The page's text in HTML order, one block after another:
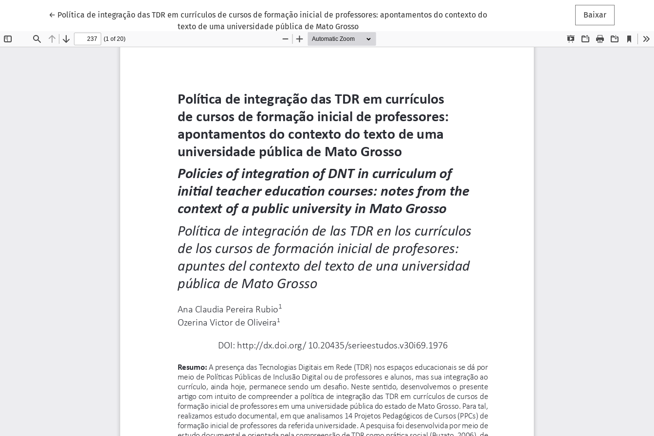
← Voltar aos Detalhes do Artigo
Política de integração das TDR em currículos de cursos de formação inicial de professores: apontamentos do contexto do
texto de uma universidade pública de Mato Grosso
Baixar